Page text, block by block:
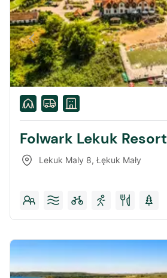
Folwark Lekuk Resort
Lekuk Maly 8, Łękuk Mały